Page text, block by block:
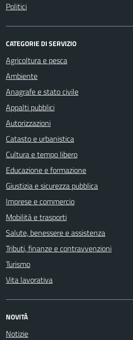
Politici
CATEGORIE DI SERVIZIO
Agricoltura e pesca
Ambiente
Anagrafe e stato civile
Appalti pubblici
Autorizzazioni
Catasto e urbanistica
Cultura e tempo libero
Educazione e formazione
Giustizia e sicurezza pubblica
Imprese e commercio
Mobilità e trasporti
Salute, benessere e assistenza
Tributi, finanze e contravvenzioni
Turismo
Vita lavorativa
NOVITÀ
Notizie